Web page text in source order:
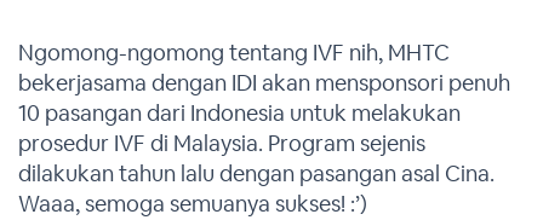
Ngomong-ngomong tentang IVF nih, MHTC
bekerjasama dengan IDI akan mensponsori penuh
10 pasangan dari Indonesia untuk melakukan
prosedur IVF di Malaysia. Program sejenis
dilakukan tahun lalu dengan pasangan asal Cina.
Waaa, semoga semuanya sukses! :’)